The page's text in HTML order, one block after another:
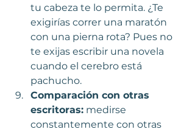
tu cabeza te lo permita. ¿Te
exigirías correr una maratón
con una pierna rota? Pues no
te exijas escribir una novela
cuando el cerebro está
pachucho.
Comparación con otras
escritoras: medirse
constantemente con otras